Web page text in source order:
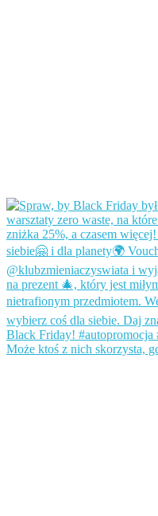
Może ktoś z nich skorzysta,